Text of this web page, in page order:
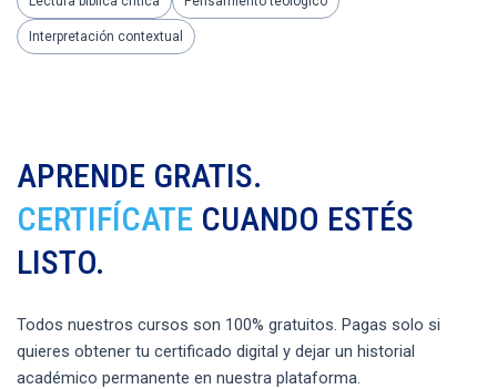
Interpretación contextual
APRENDE GRATIS.
CERTIFÍCATE CUANDO ESTÉS
LISTO.
Todos nuestros cursos son 100% gratuitos. Pagas solo si
quieres obtener tu certificado digital y dejar un historial
académico permanente en nuestra plataforma.